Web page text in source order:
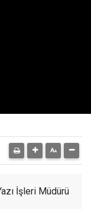
İşleri Müdürü